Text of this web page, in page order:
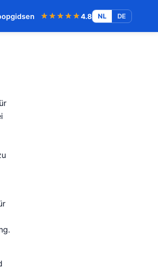
★★★★★
★★★★★4.8 NL DE